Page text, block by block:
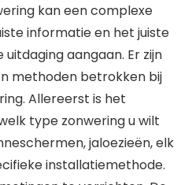
kan een complexe
informatie en het juiste
aangaan. Er zijn
methoden betrokken bij
Allereerst is het
type zonwering u wilt
jaloezieën, elk
installatiemethode.